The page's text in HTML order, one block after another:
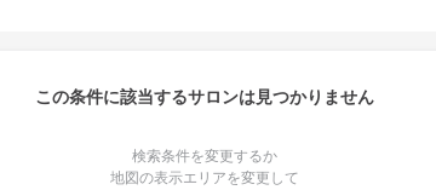
この条件に該当するサロンは見つかりません
検索条件を変更するか
地図の表示エリアを変更して